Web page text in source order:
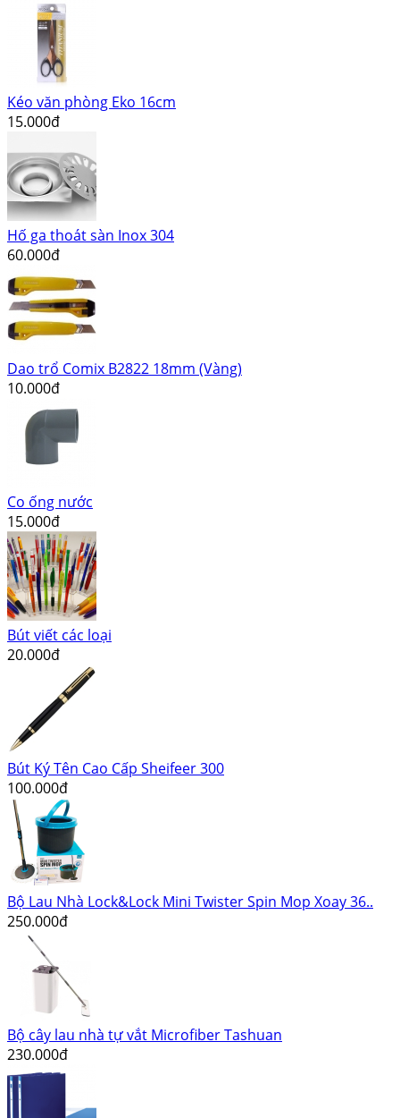
Kéo văn phòng Eko 16cm
15.000đ
Hố ga thoát sàn Inox 304
60.000đ
Dao trổ Comix B2822 18mm (Vàng)
10.000đ
Co ống nước
15.000đ
Bút viết các loại
20.000đ
Bút Ký Tên Cao Cấp Sheifeer 300
100.000đ
Bộ Lau Nhà Lock&Lock Mini Twister Spin Mop Xoay 36..
250.000đ
Bộ cây lau nhà tự vắt Microfiber Tashuan
230.000đ